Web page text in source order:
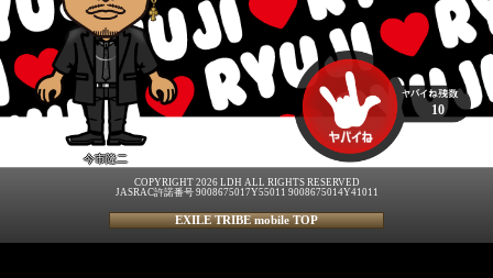
今市隆二
10
COPYRIGHT 2026 LDH ALL RIGHTS RESERVED
JASRAC許諾番号 9008675017Y55011 9008675014Y41011
EXILE TRIBE mobile TOP